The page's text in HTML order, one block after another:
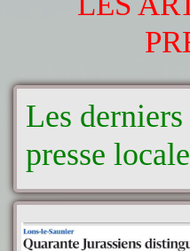
Les
presse locale